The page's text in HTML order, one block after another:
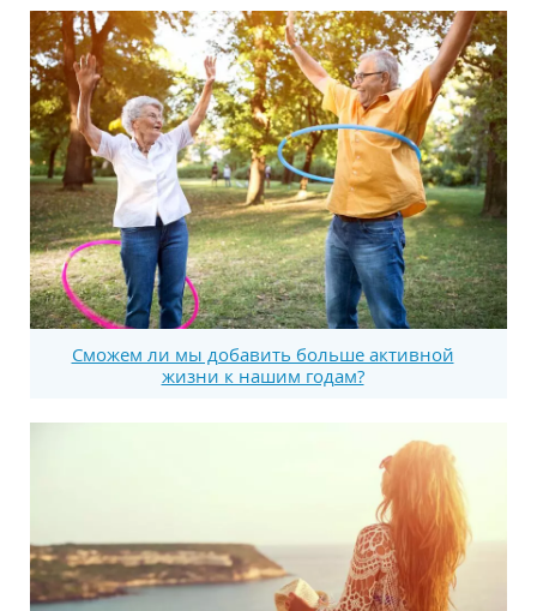
Сможем ли мы добавить больше активной
жизни к нашим годам?